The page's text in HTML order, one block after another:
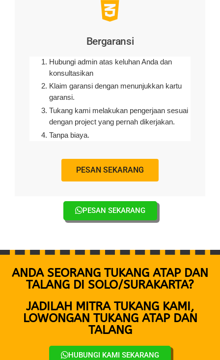
Bergaransi
Hubungi admin atas keluhan Anda dan
konsultasikan
Klaim garansi dengan menunjukkan kartu
garansi.
Tukang kami melakukan pengerjaan sesuai
dengan project yang pernah dikerjakan.
Tanpa biaya.
PESAN SEKARANG
PESAN SEKARANG
ANDA SEORANG TUKANG ATAP DAN
TALANG DI SOLO/SURAKARTA?
JADILAH MITRA TUKANG KAMI,
LOWONGAN TUKANG ATAP DAN
TALANG
HUBUNGI KAMI SEKARANG